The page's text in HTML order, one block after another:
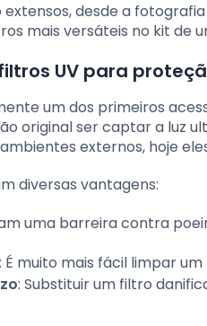
extensos, desde a
mais versáteis no kit de
UV para
um dos primeiros
original ser captar a luz
externos, hoje
diversas vantagens:
uma barreira contra
: É muito mais fácil limpar
: Substituir um filtro